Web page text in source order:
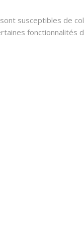
susceptibles de
fonctionnalités